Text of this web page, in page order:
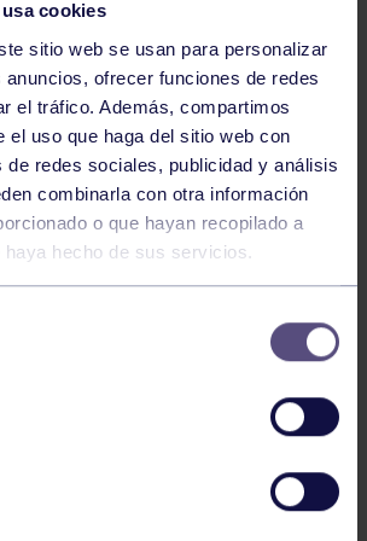
cookies
sitio web se usan para personalizar
ofrecer funciones de redes
el tráfico. Además, compartimos
el uso que haga del sitio web con
de redes sociales, publicidad y análisis
combinarla con otra información
o que hayan recopilado a
haya hecho de sus servicios.
06 Ago 2026
CONQUISTA EL MINI